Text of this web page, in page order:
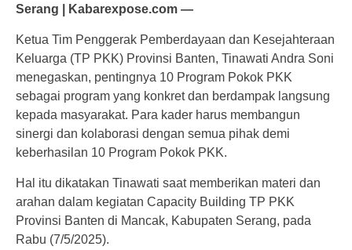
Serang | Kabarexpose.com —
Ketua Tim Penggerak Pemberdayaan dan Kesejahteraan
Keluarga (TP PKK) Provinsi Banten, Tinawati Andra Soni
menegaskan, pentingnya 10 Program Pokok PKK
sebagai program yang konkret dan berdampak langsung
kepada masyarakat. Para kader harus membangun
sinergi dan kolaborasi dengan semua pihak demi
keberhasilan 10 Program Pokok PKK.
Hal itu dikatakan Tinawati saat memberikan materi dan
arahan dalam kegiatan Capacity Building TP PKK
Provinsi Banten di Mancak, Kabupaten Serang, pada
Rabu (7/5/2025).